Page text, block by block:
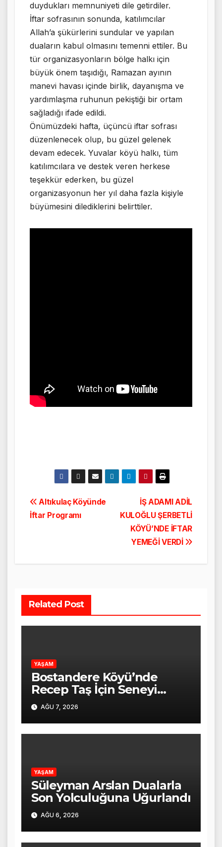
duydukları memnuniyeti dile getirdiler.
İftar sofrasının sonunda, katılımcılar
Allah’a şükürlerini sundular ve yapılan
duaların kabul olmasını temenni ettiler. Bu
tür organizasyonların bölge halkı için
büyük önem taşıdığı, Ramazan ayının
manevi havası içinde birlik, dayanışma ve
yardımlaşma ruhunun pekiştiği bir ortam
sağladığı ifade edildi.
Önümüzdeki hafta, üçüncü iftar sofrası
düzenlenecek olup, bu güzel gelenek
devam edecek. Yuvalar köyü halkı, tüm
katılımcılara ve destek veren herkese
teşekkür ederken, bu güzel
organizasyonun her yıl daha fazla kişiyle
büyümesini dilediklerini belirttiler.
Yazı
gezinmesi
İŞ ADAMI ADİL
KULOĞLU ŞERBETLİ
KÖYÜ’NDE İFTAR
YEMEĞİ VERDİ
Altıkulaç Köyünde
İftar Programı
Related Post
YAŞAM
Bostandere Köyü’nde
Recep Taş İçin Seneyi
Devriye Mevlid-i Şerif
Programı Düzenlendi
AĞU 7, 2026
YAŞAM
Süleyman Arslan Dualarla
Son Yolculuğuna Uğurlandı
AĞU 6, 2026